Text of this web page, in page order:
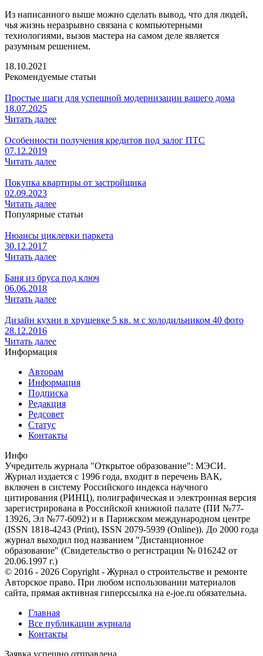
Из написанного выше можно сделать вывод, что для людей,
чья жизнь неразрывно связана с компьютерными
технологиями, вызов мастера на самом деле является
разумным решением.
18.10.2021
Рекомендуемые статьи
Простые шаги для успешной модернизации вашего дома
18.07.2025
Читать далее
Особенности получения кредитов под залог ПТС
07.12.2019
Читать далее
Покупка квартиры от застройщика
02.09.2023
Читать далее
Популярные статьи
Нюансы циклевки паркета
30.12.2017
Читать далее
Баня из бруса под ключ
06.06.2018
Читать далее
Дизайн кухни в хрущевке 5 кв. м с холодильником 40 фото
28.12.2016
Читать далее
Информация
Авторам
Информация
Подписка
Редакция
Редсовет
Статус
Контакты
Инфо
Учредитель журнала "Открытое образование": МЭСИ.
Журнал издается с 1996 года, входит в перечень ВАК,
включен в систему Российского индекса научного
цитирования (РИНЦ), полиграфическая и электронная версия
зарегистрирована в Российской книжной палате (ПИ №77-
13926, Эл №77-6092) и в Парижском международном центре
(ISSN 1818-4243 (Print), ISSN 2079-5939 (Online)). До 2000 года
журнал выходил под названием "Дистанционное
образование" (Свидетельство о регистрации № 016242 от
20.06.1997 г.)
© 2016 - 2026 Copyright - Журнал о строительстве и ремонте
Авторское право. При любом использовании материалов
сайта, прямая активная гиперссылка на e-joe.ru обязательна.
Главная
Все публикации журнала
Контакты
Заявка успешно отправлена.